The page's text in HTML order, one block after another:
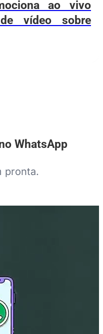
ao vivo
vídeo sobre
WhatsApp
pronta.